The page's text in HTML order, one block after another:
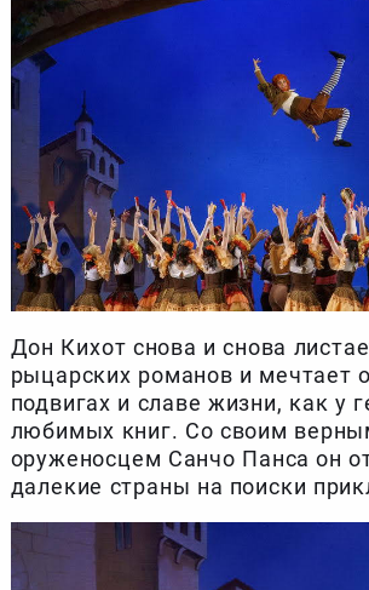
Дон Кихот снова и снова
рыцарских романов и мечтает
подвигах и славе жизни, как у
любимых книг. Со своим
оруженосцем Санчо Панса он
далекие страны на поиски